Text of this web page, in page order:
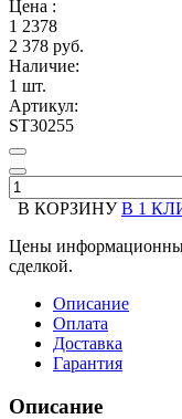
Цена :
1 2378
2 378 руб.
Наличие:
1 шт.
Артикул:
ST30255
В КОРЗИНУ В 1
Цены
сделкой.
Описание
Оплата
Доставка
Гарантия
Описание